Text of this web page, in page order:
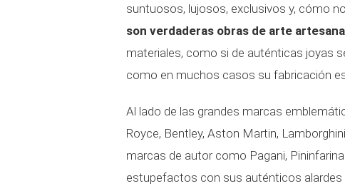
suntuosos, lujosos, exclusivos y, cómo
son verdaderas obras de arte
materiales, como si de auténticas joyas
como en muchos casos su fabricación
Al lado de las grandes marcas
Royce, Bentley, Aston Martin,
marcas de autor como Pagani,
estupefactos con sus auténticos alardes